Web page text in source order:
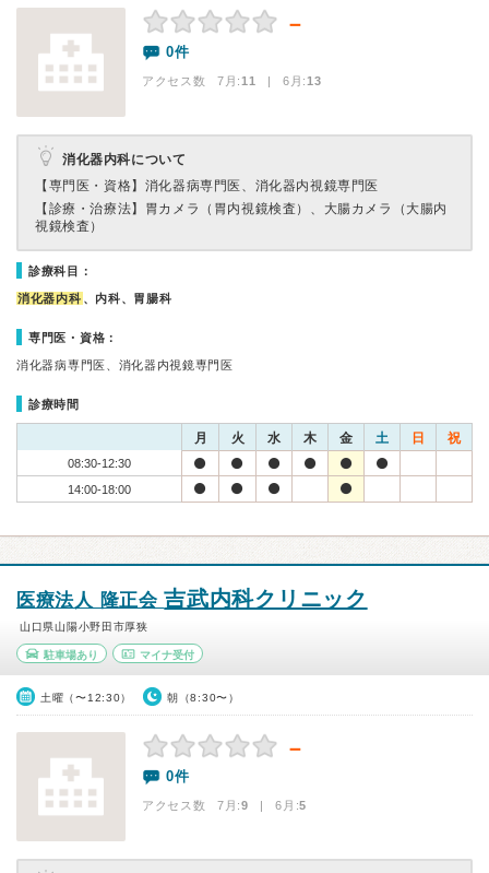
－
0件
アクセス数 7月:11 | 6月:13
消化器内科について
【専門医・資格】 消化器病専門医、消化器内視鏡専門医
【診療・治療法】 胃カメラ（胃内視鏡検査）、大腸カメラ（大腸内
視鏡検査）
診療科目：
消化器内科 、内科、胃腸科
専門医・資格：
消化器病専門医、消化器内視鏡専門医
診療時間
月 火 水 木 金 土 日 祝
08:30-12:30
14:00-18:00
医療法人 隆正会吉武内科クリニック
山口県山陽小野田市厚狭
駐車場あり マイナ受付
土曜（〜12:30） 朝（8:30〜）
－
0件
アクセス数 7月:9 | 6月:5